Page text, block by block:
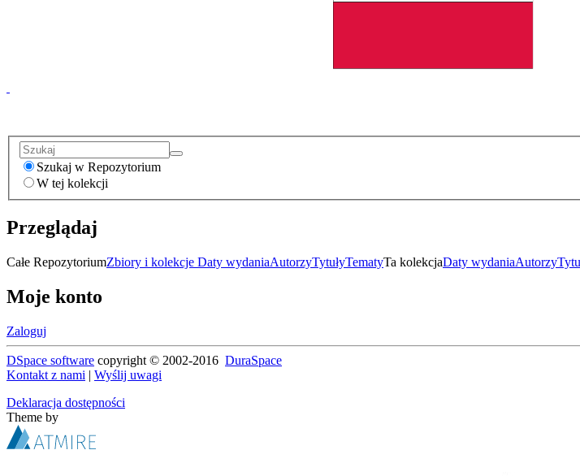
Szukaj w Repozytorium
W tej kolekcji
Przeglądaj
Całe RepozytoriumZbiory i kolekcje Daty wydaniaAutorzyTytułyTematyTa kolekcjaDaty wydaniaAutorzy
Moje konto
Zaloguj
DSpace software copyright © 2002-2016 DuraSpace
Kontakt z nami | Wyślij uwagi
Deklaracja dostępności
Theme by